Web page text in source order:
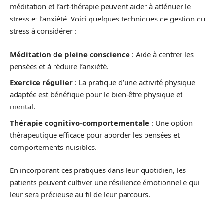
méditation et l’art-thérapie peuvent aider à atténuer le
stress et l’anxiété. Voici quelques techniques de gestion du
stress à considérer :
Méditation de pleine conscience : Aide à centrer les
pensées et à réduire l’anxiété.
Exercice régulier : La pratique d’une activité physique
adaptée est bénéfique pour le bien-être physique et
mental.
Thérapie cognitivo-comportementale : Une option
thérapeutique efficace pour aborder les pensées et
comportements nuisibles.
En incorporant ces pratiques dans leur quotidien, les
patients peuvent cultiver une résilience émotionnelle qui
leur sera précieuse au fil de leur parcours.